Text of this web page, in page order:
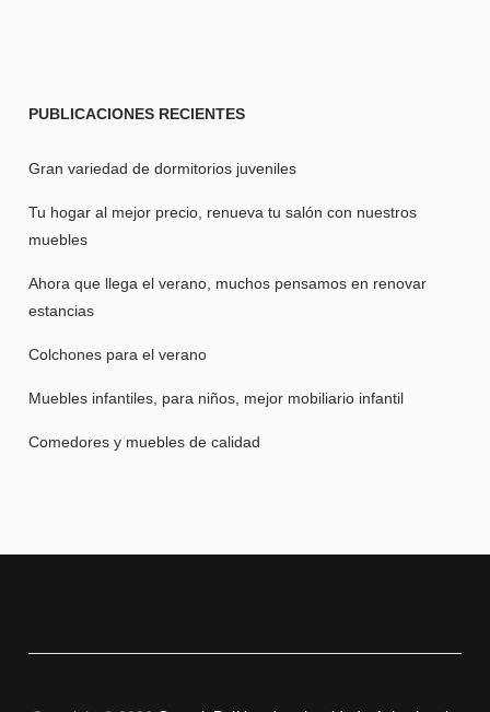
PUBLICACIONES RECIENTES
Gran variedad de dormitorios juveniles
Tu hogar al mejor precio, renueva tu salón con nuestros
muebles
Ahora que llega el verano, muchos pensamos en renovar
estancias
Colchones para el verano
Muebles infantiles, para niños, mejor mobiliario infantil
Comedores y muebles de calidad